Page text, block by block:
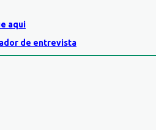
aqui
de entrevista